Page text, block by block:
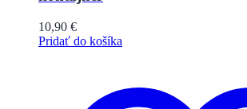
10,90 €
Pridať do košíka